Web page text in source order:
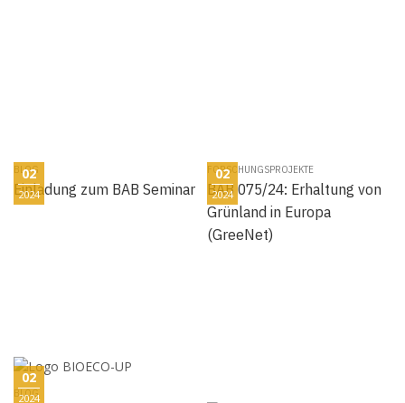
02
2024
BLOG
Einladung zum BAB Seminar
02
2024
FORSCHUNGSPROJEKTE
BAB 075/24: Erhaltung von
Grünland in Europa
(GreeNet)
02
2024
BLOG